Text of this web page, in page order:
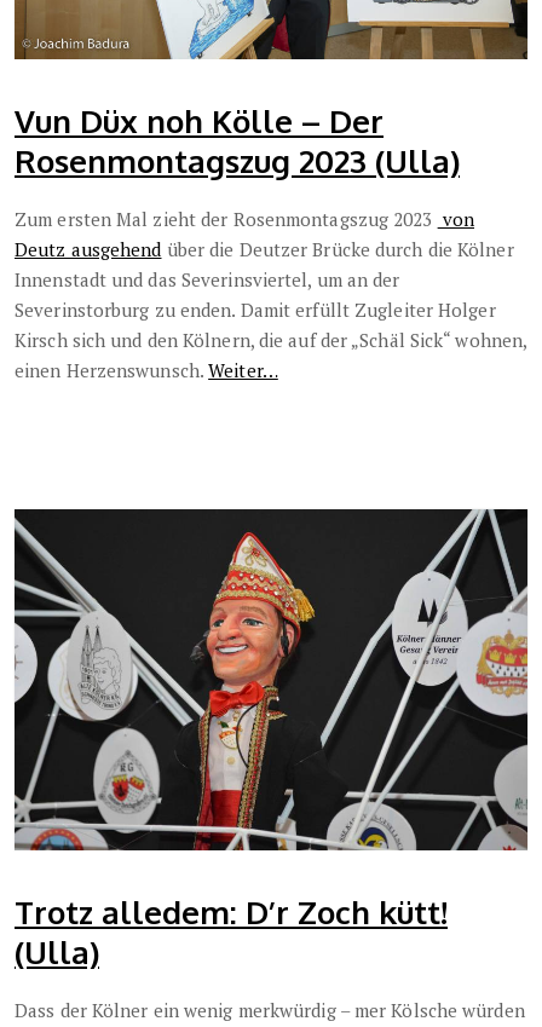
Vun Düx noh Kölle – Der
Rosenmontagszug 2023 (Ulla)
Zum ersten Mal zieht der Rosenmontagszug 2023 von
Deutz ausgehend über die Deutzer Brücke durch die Kölner
Innenstadt und das Severinsviertel, um an der
Severinstorburg zu enden. Damit erfüllt Zugleiter Holger
Kirsch sich und den Kölnern, die auf der „Schäl Sick“ wohnen,
einen Herzenswunsch.Weiter…
Trotz alledem: D’r Zoch kütt!
(Ulla)
Dass der Kölner ein wenig merkwürdig – mer Kölsche würden